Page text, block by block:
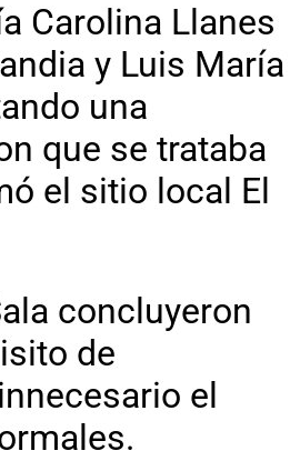
Carolina Llanes
y Luis María
una
que se trataba
el sitio local El
concluyeron
de
el